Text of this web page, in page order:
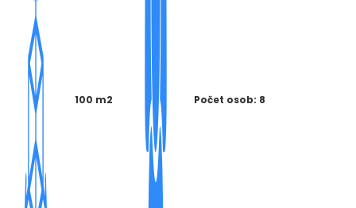
100 m2 Počet osob: 8